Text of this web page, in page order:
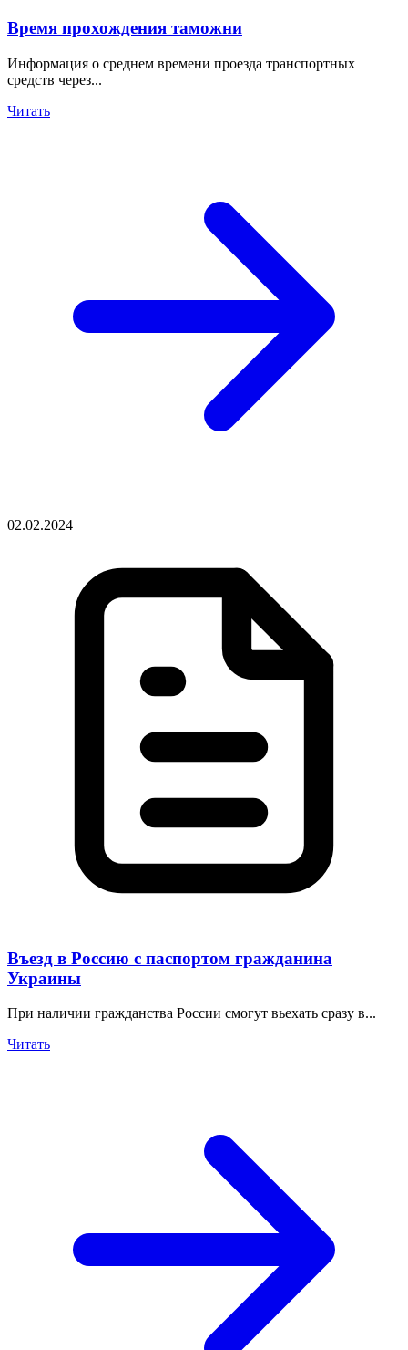
Время прохождения таможни
Информация о среднем времени проезда транспортных
средств через...
Читать
02.02.2024
Въезд в Россию с паспортом гражданина
Украины
При наличии гражданства России смогут вьехать сразу в...
Читать